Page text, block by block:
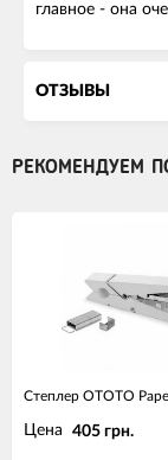
главное - она
ОТЗЫВЫ
РЕКОМЕНДУЕМ
Степлер OTOTO
Цена 405 грн.